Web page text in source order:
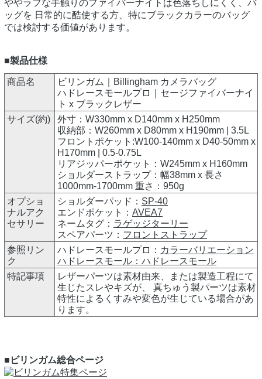
ややラフな手触りのファイバーナイトは色落ちしにくく、バ
ッグを 日常的に酷使する方、特にブラックカラーのバッグ
では検討する価値があります。
■製品仕様
商品名
ビリンガム｜Billingham カメラバッグ
ハドレースモールプロ｜セージファイバーナイ
ト x ブラックレザー
サイズ(約)
外寸：W330mm x D140mm x H250mm
収納部：W260mm x D80mm x H190mm | 3.5L
フロントポケット:W100-140mm x D40-50mm x
H170mm | 0.5-0.75L
リアジッパーポケット：W245mm x H160mm
ショルダーストラップ：幅38mm x 長さ
1000mm-1700mm 重さ：950g
オプショ
ナルアク
セサリー
ショルダーパッド： SP-40
エンドポケット： AVEA7
ネームタグ： ラゲッジターリー
スペアパーツ： フロントストラップ
参照リン
ク
ハドレースモールプロ： カラーバリエーション
ハドレースモール： ハドレースモール
特記事項
レザーパーツは素材由来、または製造工程にて
生じたスレやキズが、 真ちゅう製パーツは素材
特性によるくすみや変色が生じている場合があ
ります。
■ビリンガム総合ページ